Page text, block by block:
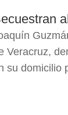
Veracruz,
su domicilio